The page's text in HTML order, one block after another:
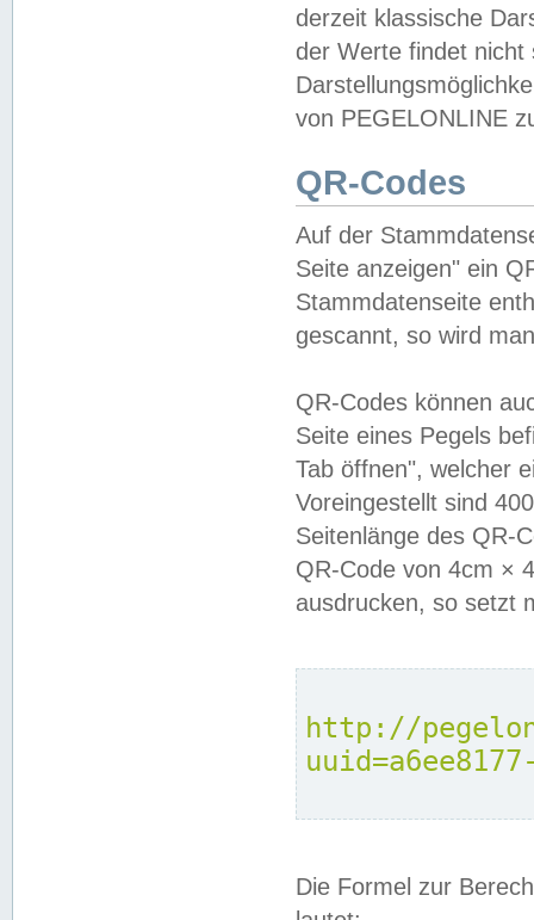
derzeit klassische
der Werte findet
von PEGELONLINE
QR-Codes
Auf der
Seite anzeigen" ein
Stammdatenseite
gescannt, so wird
QR-Codes können
Seite eines Pegels
Tab öffnen", welcher
Voreingestellt sind
Seitenlänge des QR-
QR-Code von 4cm ×
ausdrucken, so setzt
http://
Die Formel zur